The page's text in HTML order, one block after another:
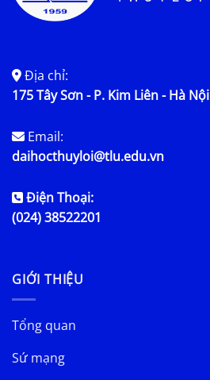
Địa chỉ:
175 Tây Sơn - P. Kim Liên - Hà Nội
Email:
daihocthuyloi@tlu.edu.vn
Điện Thoại:
(024) 38522201
GIỚI THIỆU
Tổng quan
Sứ mạng